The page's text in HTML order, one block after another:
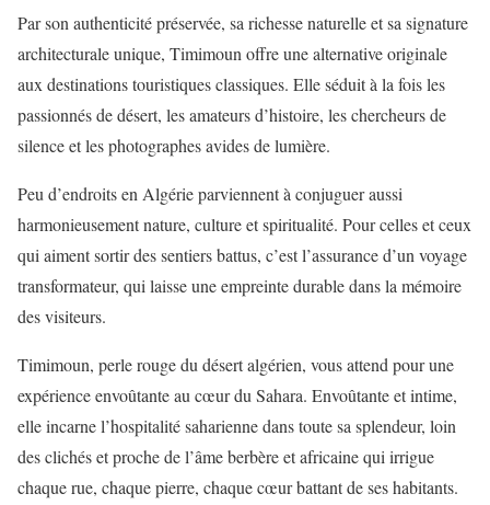
Par son authenticité préservée, sa richesse naturelle et sa signature
architecturale unique, Timimoun offre une alternative originale
aux destinations touristiques classiques. Elle séduit à la fois les
passionnés de désert, les amateurs d’histoire, les chercheurs de
silence et les photographes avides de lumière.
Peu d’endroits en Algérie parviennent à conjuguer aussi
harmonieusement nature, culture et spiritualité. Pour celles et ceux
qui aiment sortir des sentiers battus, c’est l’assurance d’un voyage
transformateur, qui laisse une empreinte durable dans la mémoire
des visiteurs.
Timimoun, perle rouge du désert algérien, vous attend pour une
expérience envoûtante au cœur du Sahara. Envoûtante et intime,
elle incarne l’hospitalité saharienne dans toute sa splendeur, loin
des clichés et proche de l’âme berbère et africaine qui irrigue
chaque rue, chaque pierre, chaque cœur battant de ses habitants.